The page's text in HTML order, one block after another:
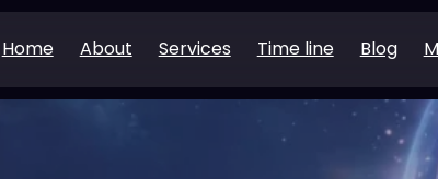
Home About Services Time line Blog